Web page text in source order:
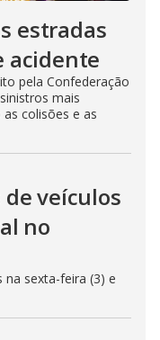
estradas
acidente
pela Confederação
mais
colisões e as
veículos
no
na sexta-feira (3) e